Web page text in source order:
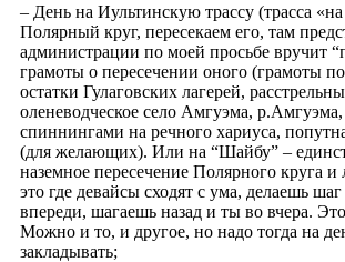
– День на Иультинскую трассу (трасса «на
Полярный круг, пересекаем его, там
администрации по моей просьбе вручит
грамоты о пересечении оного (грамоты
остатки Гулаговских лагерей,
оленеводческое село Амгуэма,
спиннингами на речного хариуса,
(для желающих). Или на “Шайбу” –
наземное пересечение Полярного круга
это где девайсы сходят с ума, делаешь
впереди, шагаешь назад и ты во вчера.
Можно и то, и другое, но надо тогда на
закладывать;